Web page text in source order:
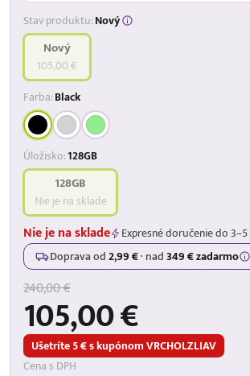
Stav produktu:Nový
Nový
105,00 €
Farba:Black
Úložisko:128GB
128GB
Nie je na sklade
Nie je na sklade
Expresné doručenie do
Doprava od2,99 €·nad349 € zadarmo
240,00 €
105,00 €
Ušetríte 5 € s kupónom VRCHOLZLIAV
Cena s DPH